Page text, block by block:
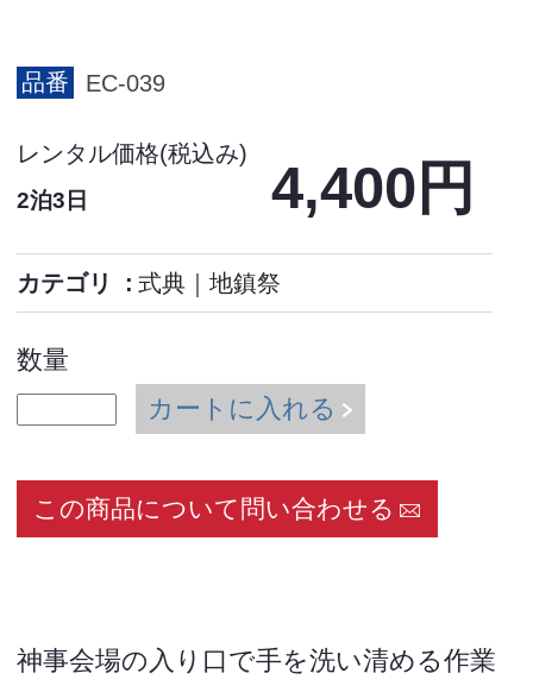
品番 EC-039
レンタル価格(税込み)
2泊3日 4,400円
カテゴリ 式典 地鎮祭
数量
カートに入れる
この商品について問い合わせる
神事会場の入り口で手を洗い清める作業